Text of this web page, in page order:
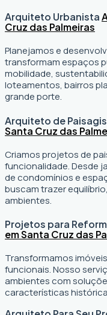
Arquiteto Urbanista
Cruz das Palmeiras
Planejamos e
transformam espaços
mobilidade,
loteamentos, bairros
grande porte.
Arquiteto de
Santa Cruz das
Criamos projetos de
funcionalidade. Desde
de condomínios e
buscam trazer
ambientes.
Projetos para
em Santa Cruz das
Transformamos
funcionais. Nosso
ambientes com
características